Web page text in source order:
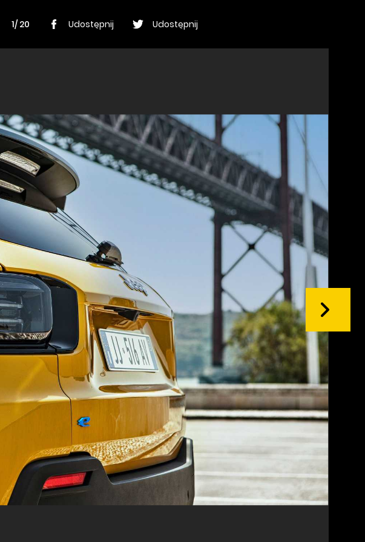
1/ 20 Udostępnij Udostępnij